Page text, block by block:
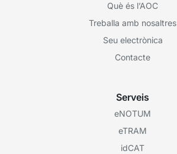
Què és l’AOC
Treballa amb nosaltres
Seu electrònica
Contacte
Serveis
eNOTUM
eTRAM
idCAT